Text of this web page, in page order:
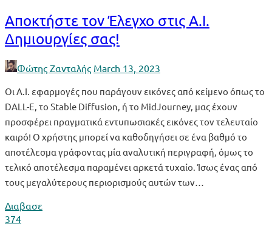
Αποκτήστε τον Έλεγχο στις Α.Ι.
Δημιουργίες σας!
Φώτης Ζανταλής March 13, 2023
Οι Α.Ι. εφαρμογές που παράγουν εικόνες από κείμενο όπως το
DALL-E, το Stable Diffusion, ή το MidJourney, μας έχουν
προσφέρει πραγματικά εντυπωσιακές εικόνες τον τελευταίο
καιρό! Ο χρήστης μπορεί να καθοδηγήσει σε ένα βαθμό το
αποτέλεσμα γράφοντας μία αναλυτική περιγραφή, όμως το
τελικό αποτέλεσμα παραμένει αρκετά τυχαίο. Ίσως ένας από
τους μεγαλύτερους περιορισμούς αυτών των…
Διαβασε
374